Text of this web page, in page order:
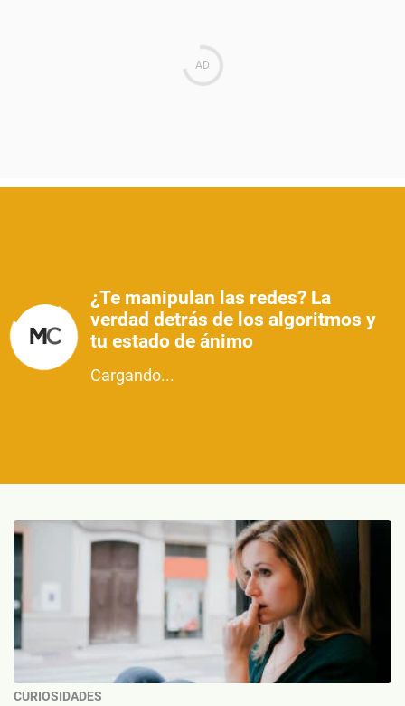
¿Te manipulan las redes? La
verdad detrás de los algoritmos y
tu estado de ánimo
Cargando...
CURIOSIDADES